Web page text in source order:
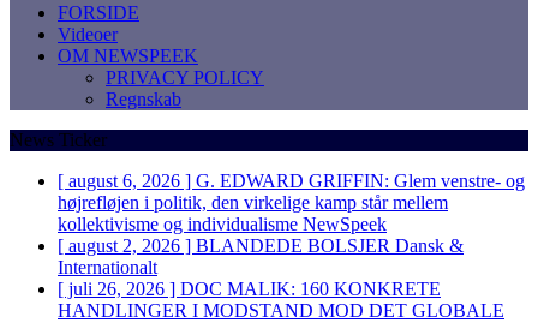
FORSIDE
Videoer
OM NEWSPEEK
PRIVACY POLICY
Regnskab
News Ticker
[ august 6, 2026 ] G. EDWARD GRIFFIN: Glem venstre- og
højrefløjen i politik, den virkelige kamp står mellem
kollektivisme og individualisme NewSpeek
[ august 2, 2026 ] BLANDEDE BOLSJER Dansk &
Internationalt
[ juli 26, 2026 ] DOC MALIK: 160 KONKRETE
HANDLINGER I MODSTAND MOD DET GLOBALE